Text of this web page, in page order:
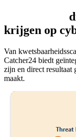
krijgen op
Van
Catcher24 biedt
zijn en direct
maakt.